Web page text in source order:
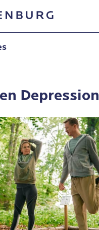
Depression